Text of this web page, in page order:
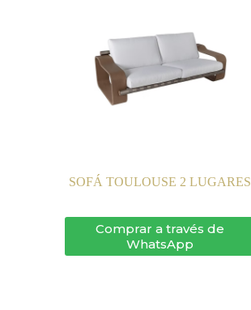
SOFÁ TOULOUSE 2 LUGARES
Comprar a través de
WhatsApp